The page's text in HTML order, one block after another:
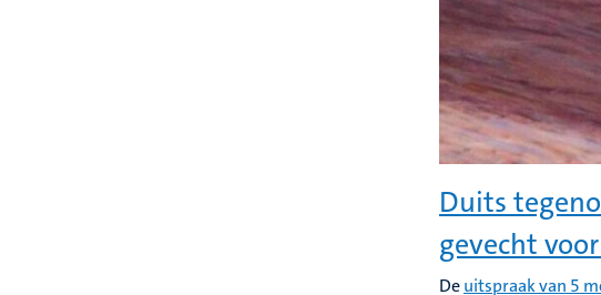
Duits
gevecht
Deuitspraak van 5